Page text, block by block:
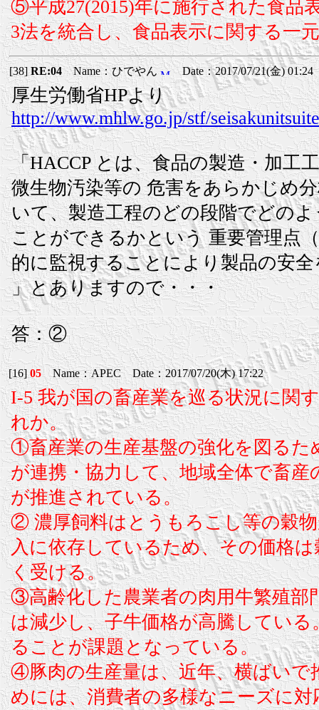
⑤平成27(2015)年に施行された食品
3法を統合し、食品表示に関する一
[38]RE:04Name：ひでやん Date：2017/07/21(金) 01:24
厚生労働省HPより
http://www.mhlw.go.jp/stf/
「HACCP とは、食品の製造・加工
微生物汚染等の 危害をあらかじめ
いて、製造工程のどの段階でどの
ことができるかという 重要管理点
的に監視することにより製品の安
」とありますので・・・
答：②
[16]05Name：APEC Date：2017/07/20(木) 17:22
I-5 我が国の畜産業を巡る状況に関
れか。
①畜産業の生産基盤の強化を図るた
が連携・協力して、地域全体で畜
が推進されている。
② 濃厚飼料はとうもろこし等の穀
入に依存しているため、その価格
く受ける。
③高齢化した農業者の肉用牛繁殖部
は減少し、子牛価格が高騰してい
ることが課題となっている。
④豚肉の生産量は、近年、横ばいで
めには、消費者の多様なニーズに